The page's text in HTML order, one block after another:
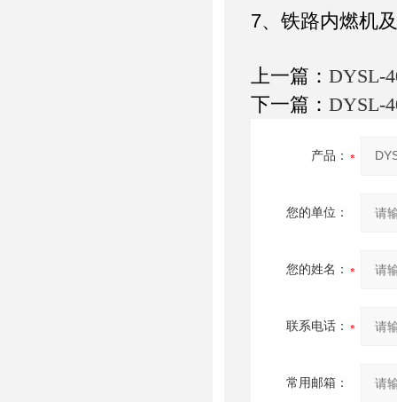
7、铁路内燃机
上一篇： DYSL-
下一篇： DYSL-
产品：
您的单位：
您的姓名：
联系电话：
常用邮箱：